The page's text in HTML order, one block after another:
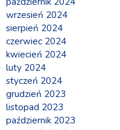
wrzesień 2024
sierpień 2024
czerwiec 2024
kwiecień 2024
luty 2024
styczeń 2024
grudzień 2023
listopad 2023
październik 2023